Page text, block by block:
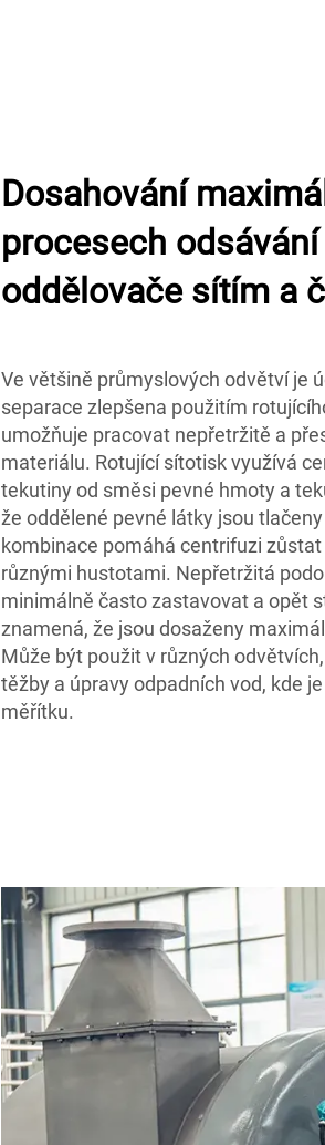
Dosahování
procesech
oddělovače sítím a
Ve většině průmyslových odvětví je
separace zlepšena použitím
umožňuje pracovat nepřetržitě a
materiálu. Rotující sítotisk využívá
tekutiny od směsi pevné hmoty a
že oddělené pevné látky jsou
kombinace pomáhá centrifuzi
různými hustotami. Nepřetržitá
minimálně často zastavovat a opět
znamená, že jsou dosaženy
Může být použit v různých
těžby a úpravy odpadních vod, kde
měřítku.